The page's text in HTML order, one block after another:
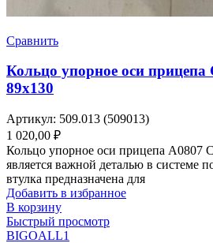
Сравнить
Кольцо упорное оси
89х130
Артикул: 509.013 (509013)
1 020,00 ₽
Кольцо упорное оси прицепа A0807
является важной деталью в системе
втулка предназначена для
Добавить в избранное
В корзину
Быстрый просмотр
BIGOALL1